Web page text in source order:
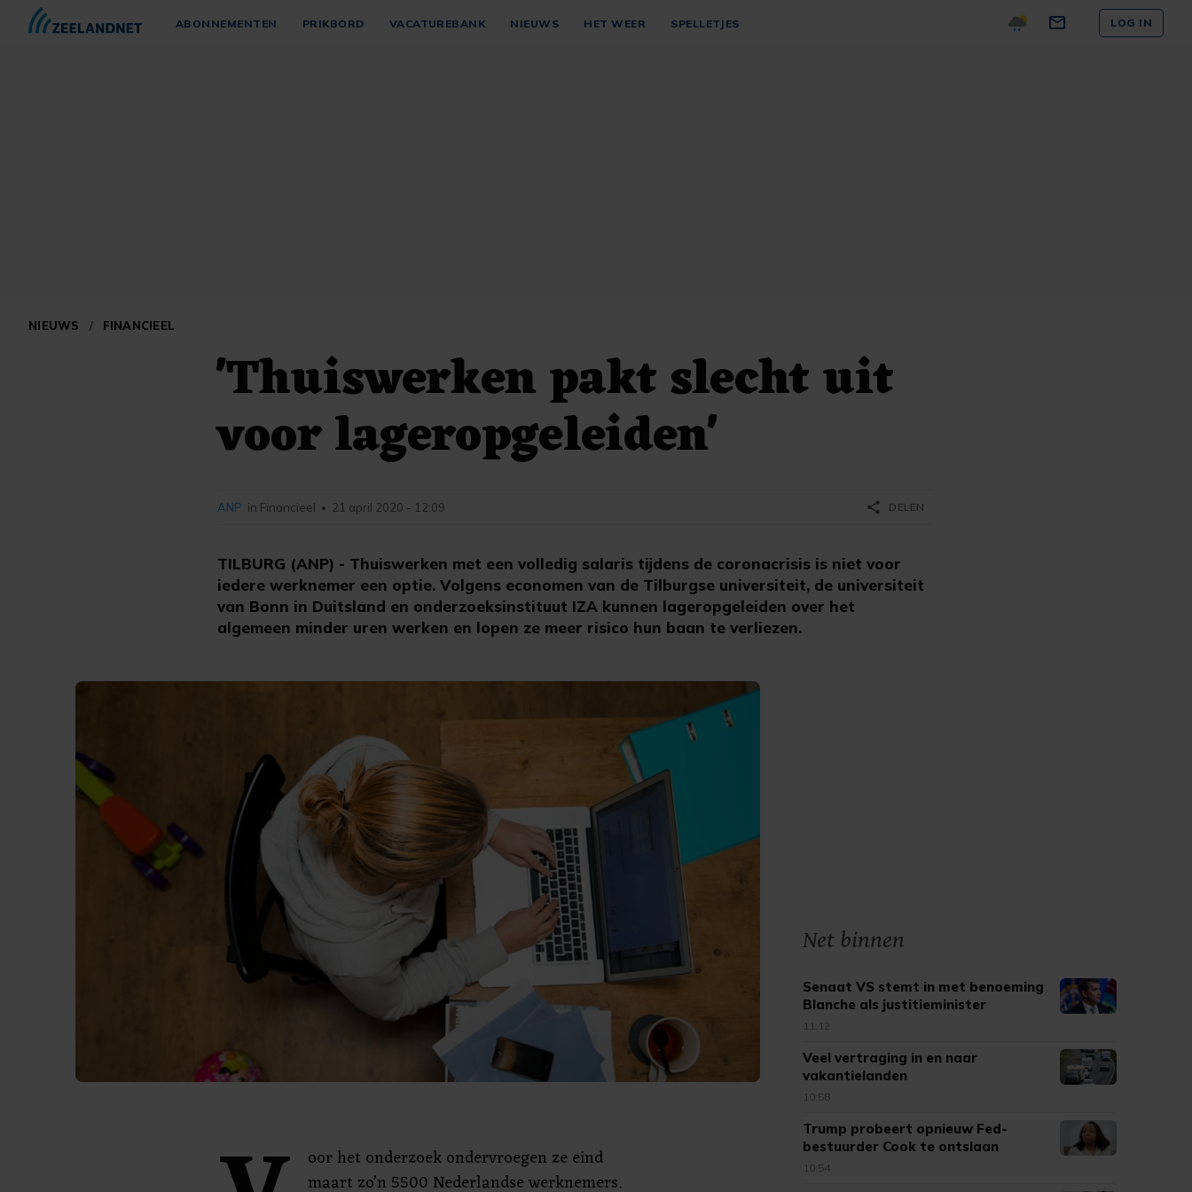
ABONNEMENTEN PRIKBORD VACATUREBANK NIEUWS HET WEER SPELLETJES LOG IN
NIEUWS / FINANCIEEL
'Thuiswerken pakt slecht uit
voor lageropgeleiden'
TILBURG (ANP) - Thuiswerken met een volledig salaris tijdens de coronacrisis is niet voor
iedere werknemer een optie. Volgens economen van de Tilburgse universiteit, de universiteit
van Bonn in Duitsland en onderzoeksinstituut IZA kunnen lageropgeleiden over het
algemeen minder uren werken en lopen ze meer risico hun baan te verliezen.
ANP in Financieel • 21 april 2020 - 12:09 share DELEN
oor het onderzoek ondervroegen ze eind
maart zo’n 5500 Nederlandse werknemers.
Net binnen
Senaat VS stemt in met benoeming
Blanche als justitieminister
11:12
Veel vertraging in en naar
vakantielanden
10:58
Trump probeert opnieuw Fed-
bestuurder Cook te ontslaan
10:54